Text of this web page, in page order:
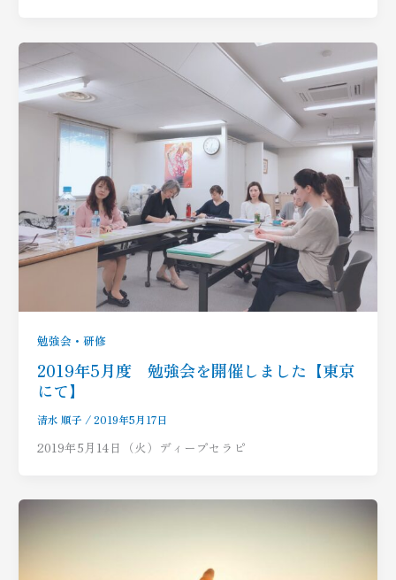
勉強会・研修
2019年5月度 勉強会を開催しました【東京
にて】
清水 順子 /2019年5月17日
2019年5月14日（火）ディープセラピ